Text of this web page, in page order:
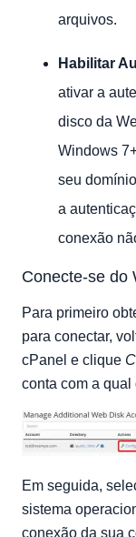
arquivos.
Habilitar
ativar a
disco da
Windows
seu
a
conexão
Conecte-se do
Para primeiro
para conectar,
cPanel e clique
conta com a qual
Em seguida,
sistema
conexão da sua